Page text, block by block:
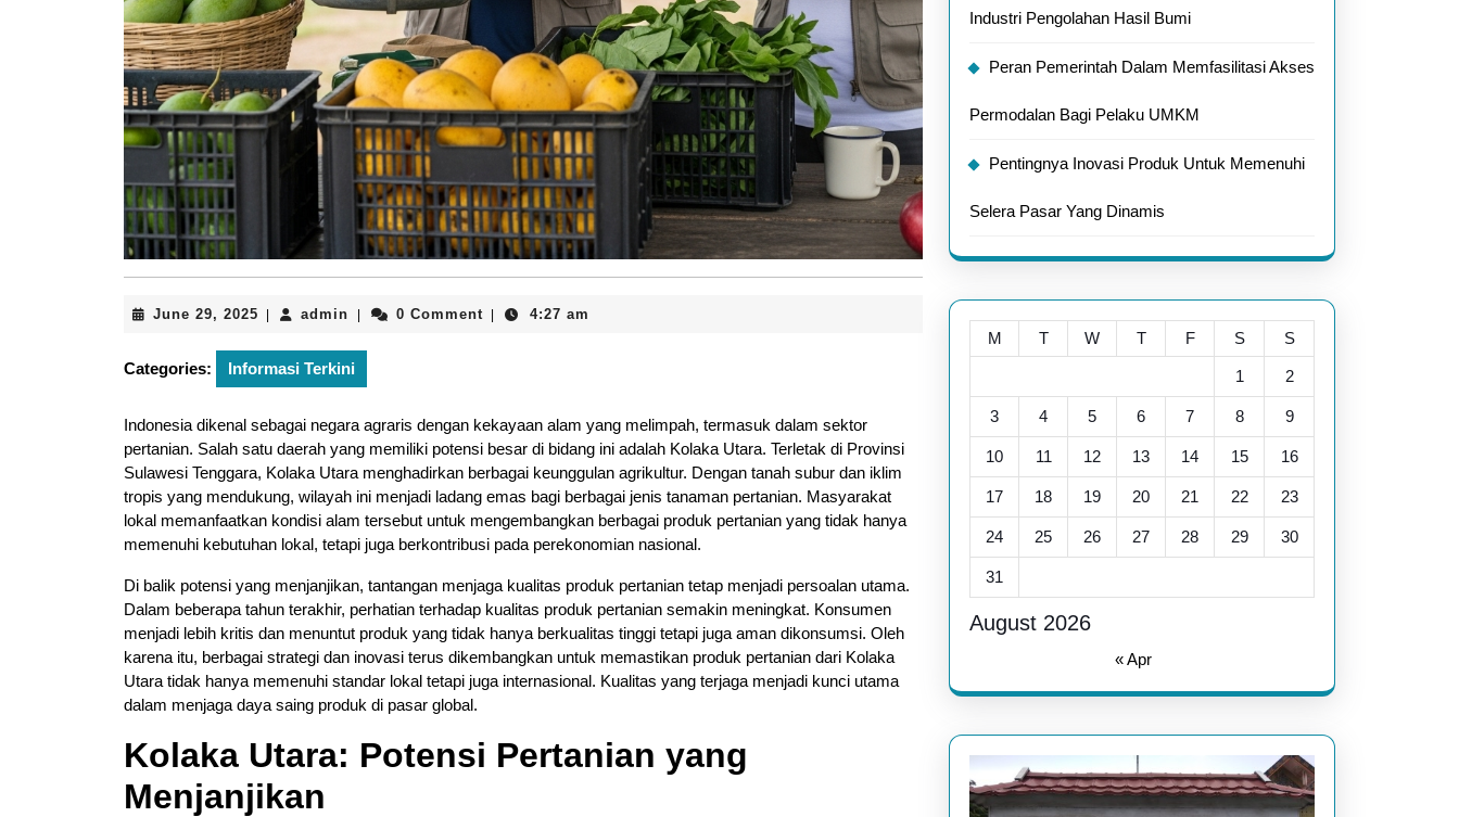
June 29, 2025 June
2025
admin admin 0 Comment 4:27 am
Categories: Informasi Terkini
Indonesia dikenal sebagai negara agraris dengan kekayaan alam yang melimpah, termasuk dalam sektor
pertanian. Salah satu daerah yang memiliki potensi besar di bidang ini adalah Kolaka Utara. Terletak di Provinsi
Sulawesi Tenggara, Kolaka Utara menghadirkan berbagai keunggulan agrikultur. Dengan tanah subur dan iklim
tropis yang mendukung, wilayah ini menjadi ladang emas bagi berbagai jenis tanaman pertanian. Masyarakat
lokal memanfaatkan kondisi alam tersebut untuk mengembangkan berbagai produk pertanian yang tidak hanya
memenuhi kebutuhan lokal, tetapi juga berkontribusi pada perekonomian nasional.
Di balik potensi yang menjanjikan, tantangan menjaga kualitas produk pertanian tetap menjadi persoalan utama.
Dalam beberapa tahun terakhir, perhatian terhadap kualitas produk pertanian semakin meningkat. Konsumen
menjadi lebih kritis dan menuntut produk yang tidak hanya berkualitas tinggi tetapi juga aman dikonsumsi. Oleh
karena itu, berbagai strategi dan inovasi terus dikembangkan untuk memastikan produk pertanian dari Kolaka
Utara tidak hanya memenuhi standar lokal tetapi juga internasional. Kualitas yang terjaga menjadi kunci utama
dalam menjaga daya saing produk di pasar global.
Kolaka Utara: Potensi Pertanian yang
Menjanjikan
Industri Pengolahan Hasil Bumi
Peran Pemerintah Dalam Memfasilitasi Akses
Permodalan Bagi Pelaku UMKM
Pentingnya Inovasi Produk Untuk Memenuhi
Selera Pasar Yang Dinamis
August 2026
M T W T F S S
1 2
3 4 5 6 7 8 9
10 11 12 13 14 15 16
17 18 19 20 21 22 23
24 25 26 27 28 29 30
31
« Apr